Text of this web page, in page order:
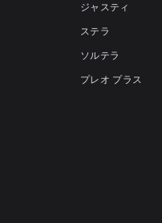
ジャスティ
ステラ
ソルテラ
プレオ プラス